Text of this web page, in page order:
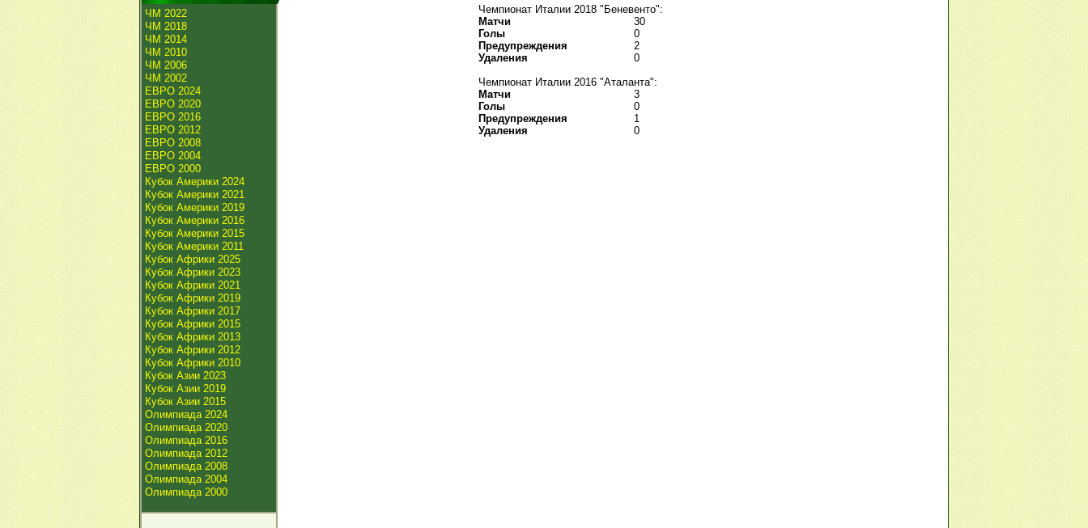
ЧМ 2022
ЧМ 2018
ЧМ 2014
ЧМ 2010
ЧМ 2006
ЧМ 2002
ЕВРО 2024
ЕВРО 2020
ЕВРО 2016
ЕВРО 2012
ЕВРО 2008
ЕВРО 2004
ЕВРО 2000
Кубок Америки 2024
Кубок Америки 2021
Кубок Америки 2019
Кубок Америки 2016
Кубок Америки 2015
Кубок Америки 2011
Кубок Африки 2025
Кубок Африки 2023
Кубок Африки 2021
Кубок Африки 2019
Кубок Африки 2017
Кубок Африки 2015
Кубок Африки 2013
Кубок Африки 2012
Кубок Африки 2010
Кубок Азии 2023
Кубок Азии 2019
Кубок Азии 2015
Олимпиада 2024
Олимпиада 2020
Олимпиада 2016
Олимпиада 2012
Олимпиада 2008
Олимпиада 2004
Олимпиада 2000
Чемпионат Италии 2018 "Беневенто":
Матчи
30
Голы
0
Предупреждения
2
Удаления
0
Чемпионат Италии 2016 "Аталанта":
Матчи
3
Голы
0
Предупреждения
1
Удаления
0